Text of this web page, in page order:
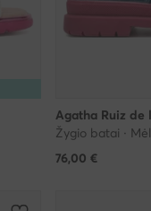
Agatha Ruiz de
Žygio batai ·
76,00 €